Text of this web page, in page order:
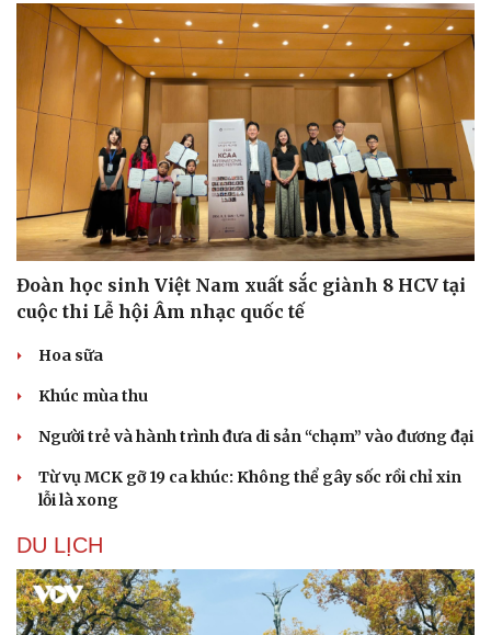
Du lịch
Tư vấn
Săn Tour
Podcast
Đoàn học sinh Việt Nam xuất sắc giành 8 HCV tại
cuộc thi Lễ hội Âm nhạc quốc tế
Hoa sữa
Khúc mùa thu
Người trẻ và hành trình đưa di sản “chạm” vào đương đại
Từ vụ MCK gỡ 19 ca khúc: Không thể gây sốc rồi chỉ xin
lỗi là xong
DU LỊCH